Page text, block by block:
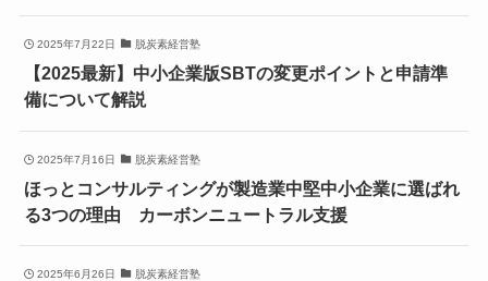
2025年7月22日 脱炭素経営塾
【2025最新】中小企業版SBTの変更ポイントと申請準
備について解説
2025年7月16日 脱炭素経営塾
ほっとコンサルティングが製造業中堅中小企業に選ばれ
る3つの理由 カーボンニュートラル支援
2025年6月26日 脱炭素経営塾